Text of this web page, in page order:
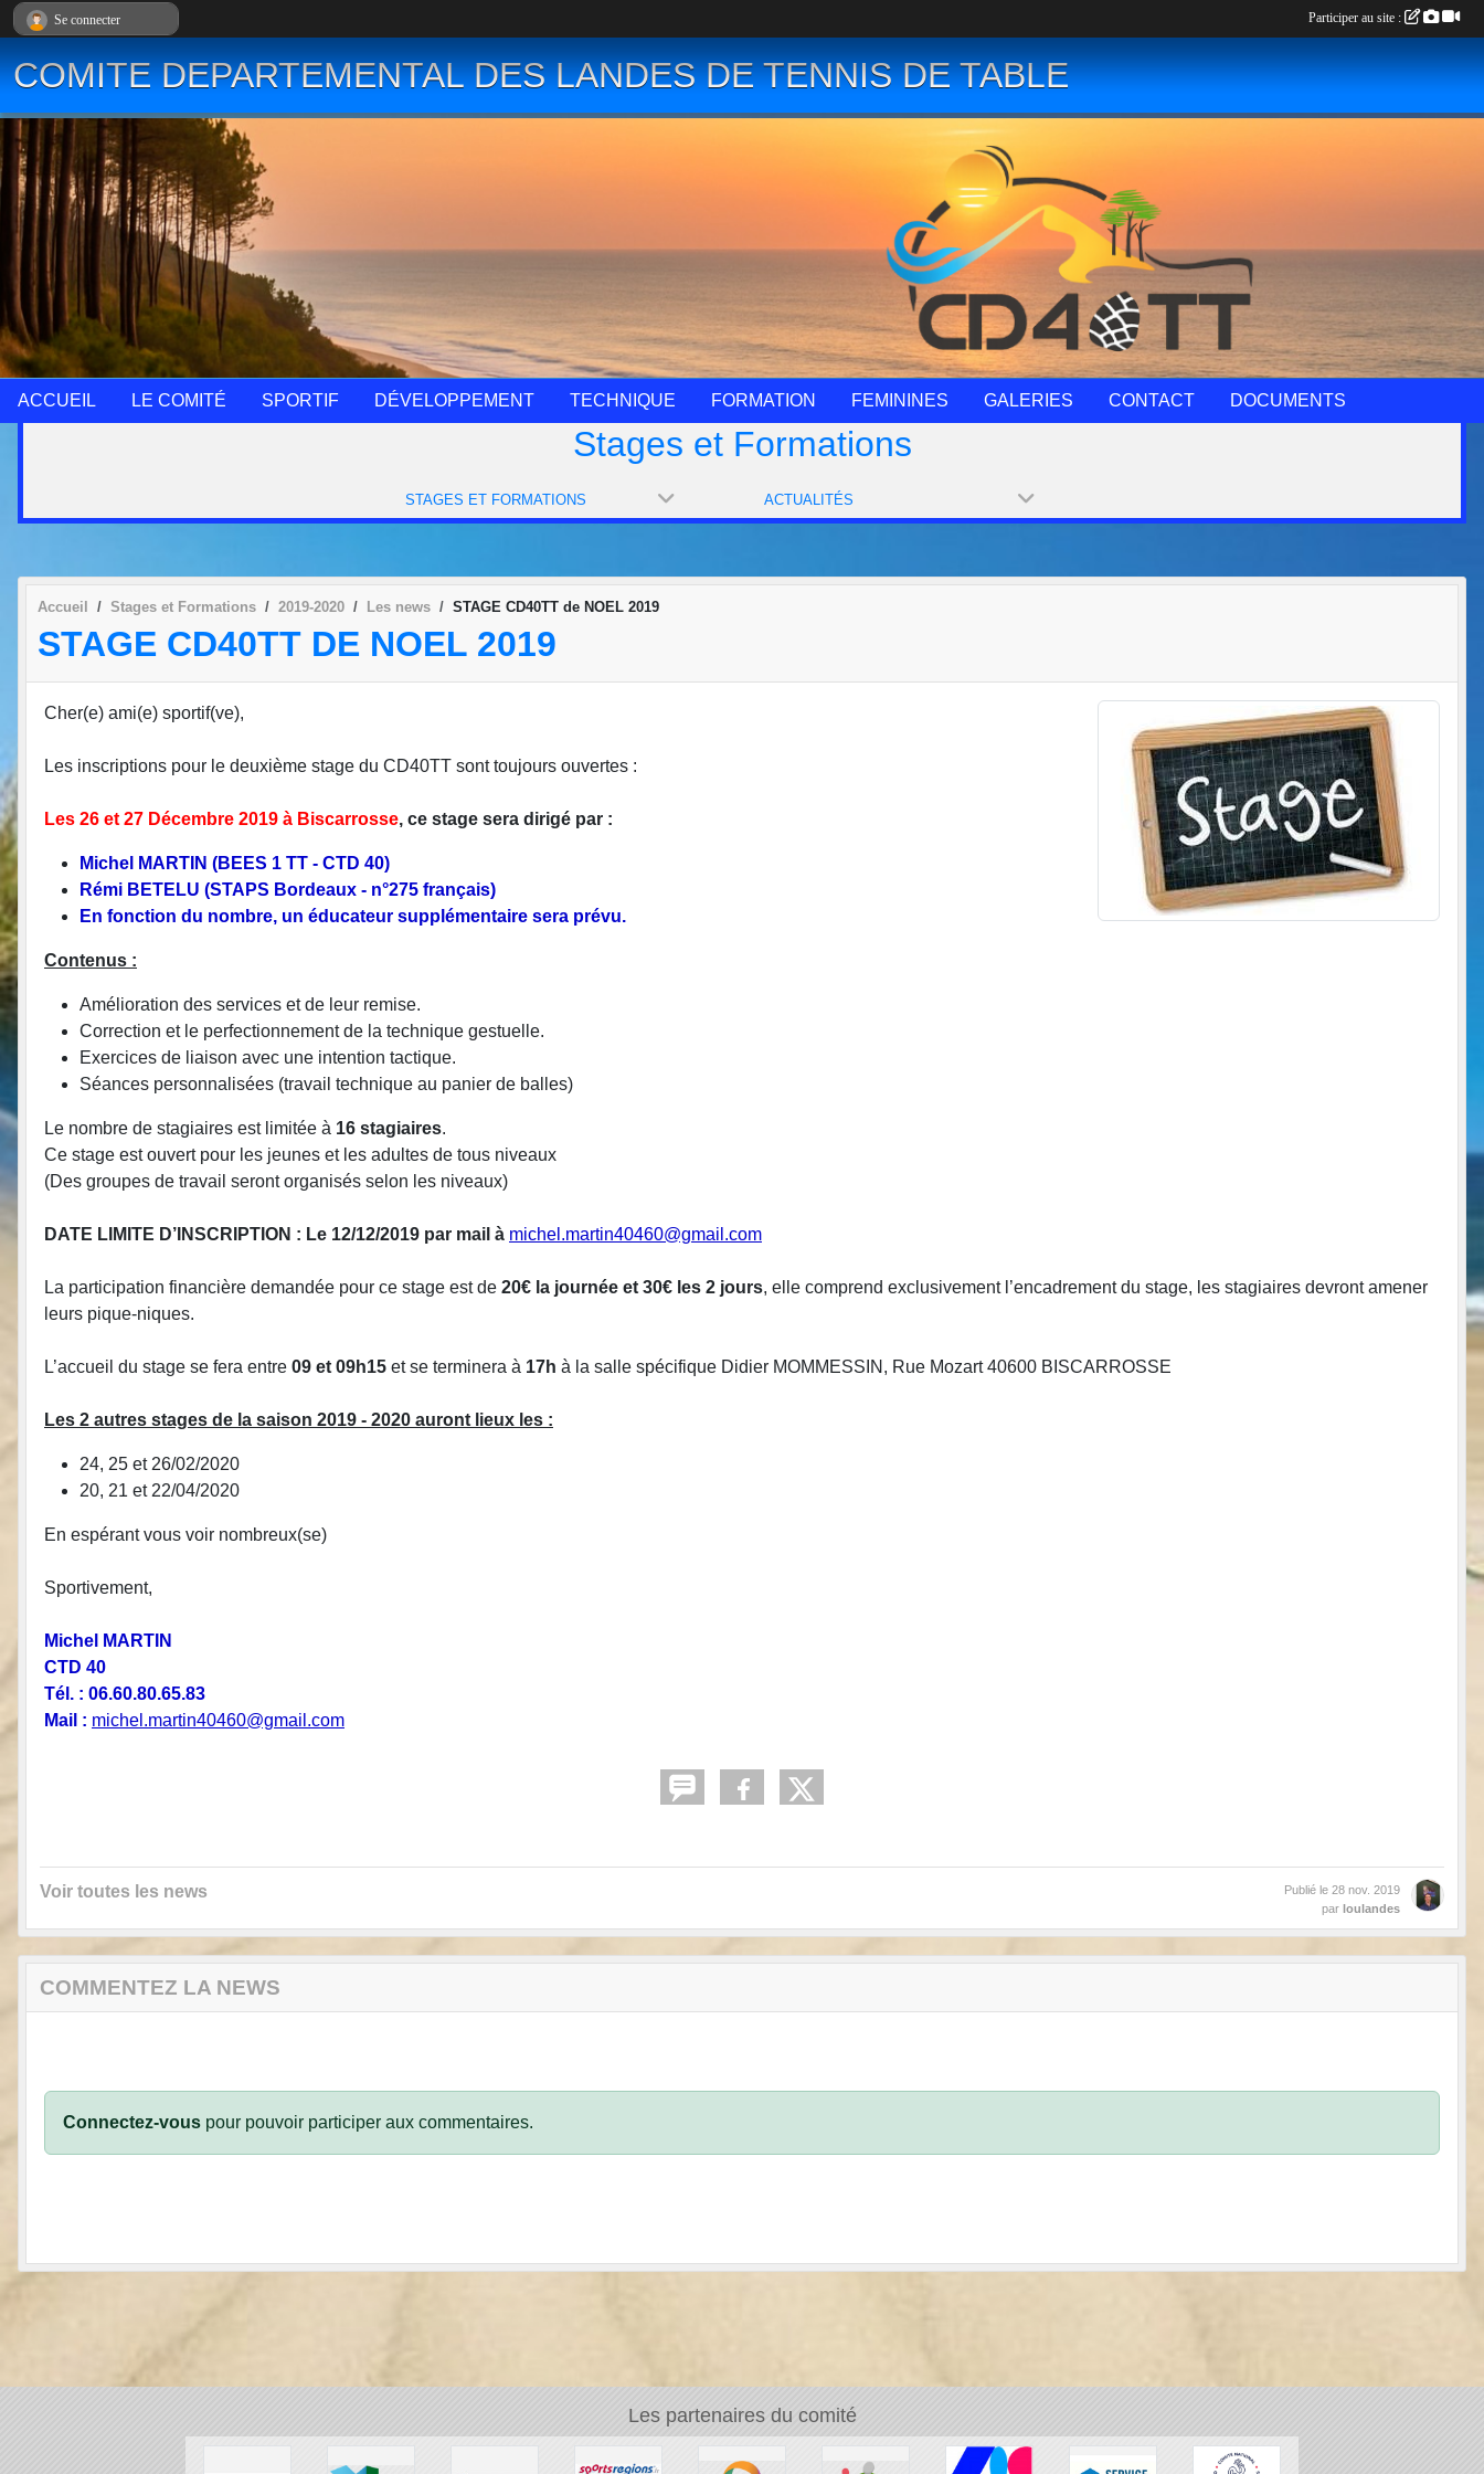
COMITE DEPARTEMENTAL DES LANDES DE TENNIS DE TABLE
ACCUEIL LE COMITÉ SPORTIF DÉVELOPPEMENT TECHNIQUE FORMATION FEMININES GALERIES CONTACT DOCUMENTS
Stages et Formations
STAGES ET FORMATIONS ACTUALITÉS
Accueil Stages et Formations 2019-2020 Les news STAGE CD40TT de NOEL 2019
STAGE CD40TT DE NOEL 2019
Cher(e) ami(e) sportif(ve),
Les inscriptions pour le deuxième stage du CD40TT sont toujours ouvertes :
Les 26 et 27 Décembre 2019 à Biscarrosse, ce stage sera dirigé par :
Michel MARTIN (BEES 1 TT - CTD 40)
Rémi BETELU (STAPS Bordeaux - n°275 français)
En fonction du nombre, un éducateur supplémentaire sera prévu.
Contenus :
Amélioration des services et de leur remise.
Correction et le perfectionnement de la technique gestuelle.
Exercices de liaison avec une intention tactique.
Séances personnalisées (travail technique au panier de balles)
Le nombre de stagiaires est limitée à 16 stagiaires.
Ce stage est ouvert pour les jeunes et les adultes de tous niveaux
(Des groupes de travail seront organisés selon les niveaux)
DATE LIMITE D’INSCRIPTION : Le 12/12/2019 par mail à michel.martin40460@gmail.com
La participation financière demandée pour ce stage est de 20€ la journée et 30€ les 2 jours, elle comprend exclusivement l’encadrement du stage, les stagiaires devront amener
leurs pique-niques.
L’accueil du stage se fera entre 09 et 09h15 et se terminera à 17h à la salle spécifique Didier MOMMESSIN, Rue Mozart 40600 BISCARROSSE
Les 2 autres stages de la saison 2019 - 2020 auront lieux les :
24, 25 et 26/02/2020
20, 21 et 22/04/2020
En espérant vous voir nombreux(se)
Sportivement,
Michel MARTIN
CTD 40
Tél. : 06.60.80.65.83
Mail : michel.martin40460@gmail.com
Voir toutes les news Publié le 28 nov. 2019
par loulandes
COMMENTEZ LA NEWS
Connectez-vous pour pouvoir participer aux commentaires.
Les partenaires du comité
Se connecter Participer au site :
Panneau de gestion des cookies